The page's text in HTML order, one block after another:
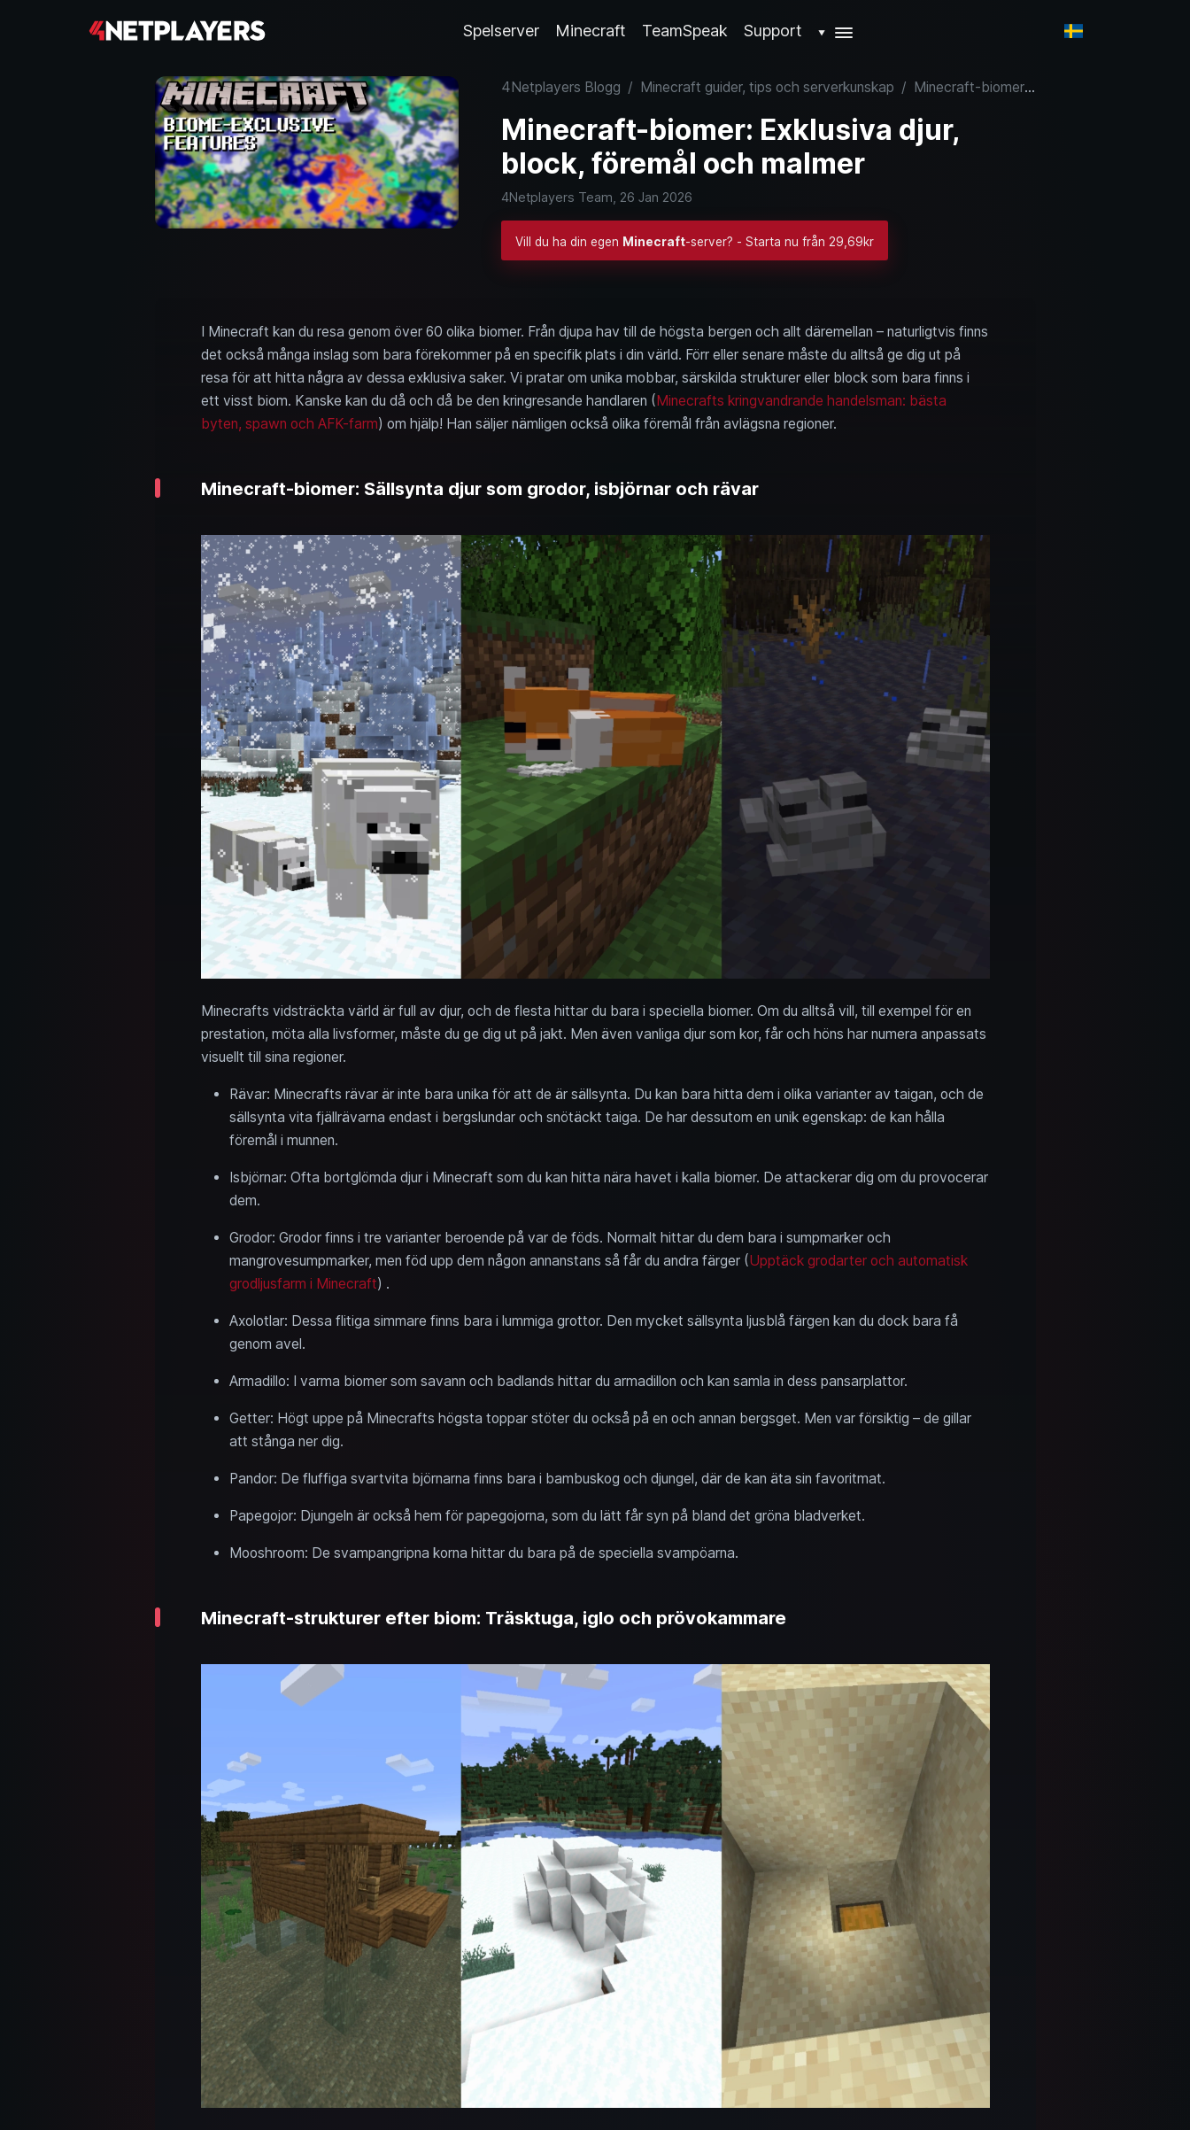
Spelserver Minecraft TeamSpeak Support ▼
4Netplayers Blogg / Minecraft guider, tips och serverkunskap / Minecraft-biomer: Exklusiva djur, block, föremål och malmer
Minecraft-biomer: Exklusiva djur,
block, föremål och malmer
4Netplayers Team, 26 Jan 2026
Vill du ha din egen Minecraft-server? - Starta nu från 29,69kr
I Minecraft kan du resa genom över 60 olika biomer. Från djupa hav till de högsta bergen och allt däremellan – naturligtvis finns
det också många inslag som bara förekommer på en specifik plats i din värld. Förr eller senare måste du alltså ge dig ut på
resa för att hitta några av dessa exklusiva saker. Vi pratar om unika mobbar, särskilda strukturer eller block som bara finns i
ett visst biom. Kanske kan du då och då be den kringresande handlaren (Minecrafts kringvandrande handelsman: bästa
byten, spawn och AFK-farm) om hjälp! Han säljer nämligen också olika föremål från avlägsna regioner.
Minecraft-biomer: Sällsynta djur som grodor, isbjörnar och rävar
Minecrafts vidsträckta värld är full av djur, och de flesta hittar du bara i speciella biomer. Om du alltså vill, till exempel för en
prestation, möta alla livsformer, måste du ge dig ut på jakt. Men även vanliga djur som kor, får och höns har numera anpassats
visuellt till sina regioner.
Rävar: Minecrafts rävar är inte bara unika för att de är sällsynta. Du kan bara hitta dem i olika varianter av taigan, och de
sällsynta vita fjällrävarna endast i bergslundar och snötäckt taiga. De har dessutom en unik egenskap: de kan hålla
föremål i munnen.
Isbjörnar: Ofta bortglömda djur i Minecraft som du kan hitta nära havet i kalla biomer. De attackerar dig om du provocerar
dem.
Grodor: Grodor finns i tre varianter beroende på var de föds. Normalt hittar du dem bara i sumpmarker och
mangrovesumpmarker, men föd upp dem någon annanstans så får du andra färger (Upptäck grodarter och automatisk
grodljusfarm i Minecraft) .
Axolotlar: Dessa flitiga simmare finns bara i lummiga grottor. Den mycket sällsynta ljusblå färgen kan du dock bara få
genom avel.
Armadillo: I varma biomer som savann och badlands hittar du armadillon och kan samla in dess pansarplattor.
Getter: Högt uppe på Minecrafts högsta toppar stöter du också på en och annan bergsget. Men var försiktig – de gillar
att stånga ner dig.
Pandor: De fluffiga svartvita björnarna finns bara i bambuskog och djungel, där de kan äta sin favoritmat.
Papegojor: Djungeln är också hem för papegojorna, som du lätt får syn på bland det gröna bladverket.
Mooshroom: De svampangripna korna hittar du bara på de speciella svampöarna.
Minecraft-strukturer efter biom: Träsktuga, iglo och prövokammare